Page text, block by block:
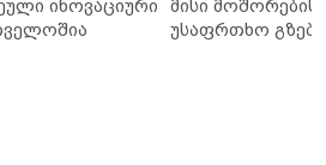
ინოვაციური
მისი მოშორების
უსაფრთხო გზები